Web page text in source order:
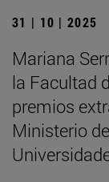
31 | 10 | 2025
Mariana
la Facultad
premios
Ministerio